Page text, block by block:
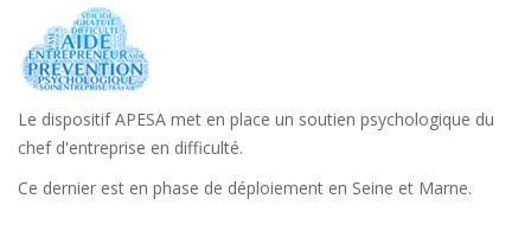
Le dispositif APESA met en place un soutien psychologique du
chef d'entreprise en difficulté.
Ce dernier est en phase de déploiement en Seine et Marne.